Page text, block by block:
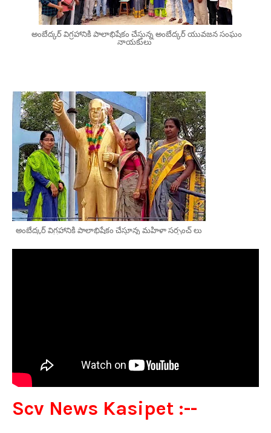
అంబేద్కర్ విగ్రహానికి పాలాభిషేకం చేస్తున్న అంబేద్కర్ యువజన సంఘం
నాయకులు
అంబేద్కర్ విగ్రహానికి పాలాభిషేకం చేస్తూన్న మహిళా సర్పంచ్ లు
Scv News Kasipet :--